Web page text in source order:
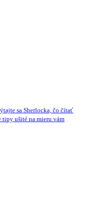
sa Sherlocka, čo čítať
tipy ušité na mieru vám